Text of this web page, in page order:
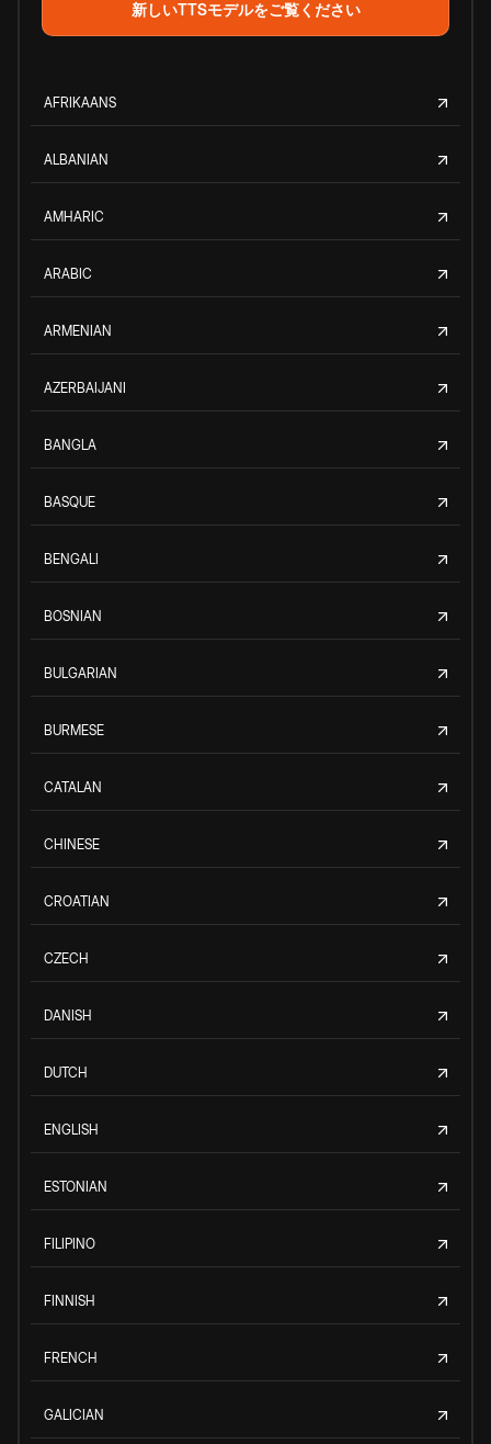
新しいTTSモデルをご覧ください
AFRIKAANS
ALBANIAN
AMHARIC
ARABIC
ARMENIAN
AZERBAIJANI
BANGLA
BASQUE
BENGALI
BOSNIAN
BULGARIAN
BURMESE
CATALAN
CHINESE
CROATIAN
CZECH
DANISH
DUTCH
ENGLISH
ESTONIAN
FILIPINO
FINNISH
FRENCH
GALICIAN